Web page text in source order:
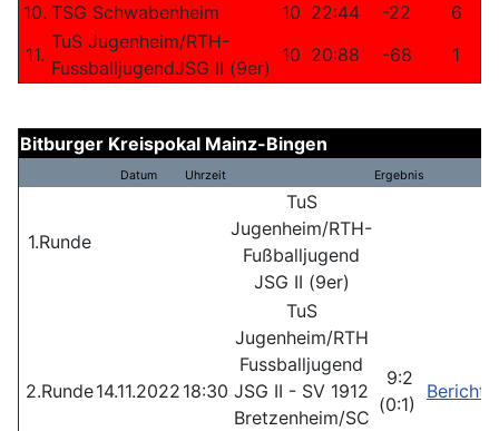
10. TSG Schwabenheim 10 22:44 -22
6
11.
TuS Jugenheim/RTH-
FussballjugendJSG II (9er)
10 20:88 -68 1
Bitburger Kreispokal Mainz-Bingen
Datum Uhrzeit Ergebnis
1.Runde
TuS
Jugenheim/RTH-
Fußballjugend
JSG II (9er)
2.Runde14.11.2022 18:30
TuS
Jugenheim/RTH
Fussballjugend
JSG II - SV 1912
Bretzenheim/SC
9:2
(0:1)
Bericht